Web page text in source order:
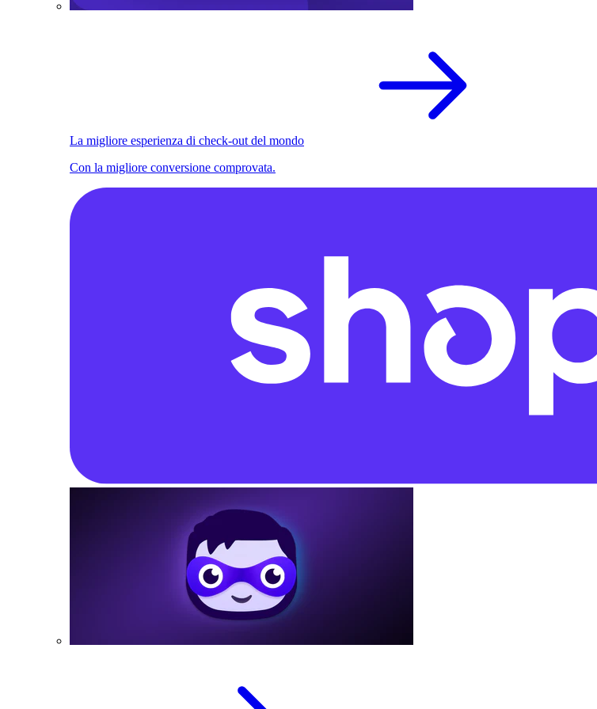
La migliore esperienza di check-out del mondo
Con la migliore conversione comprovata.